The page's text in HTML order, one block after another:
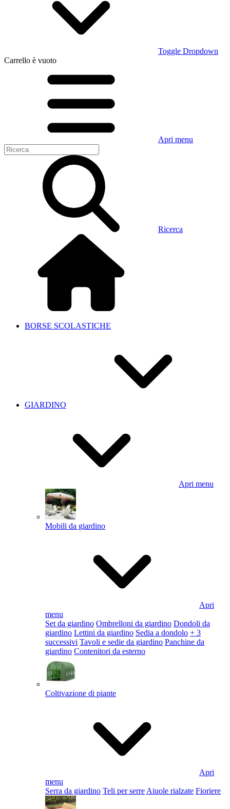
Toggle Dropdown
Carrello è vuoto
Apri menu
Ricerca
BORSE SCOLASTICHE
GIARDINO
Apri menu
Mobili da giardino
Apri
menu
Set da giardino Ombrelloni da giardino Dondoli da
giardino Lettini da giardino Sedia a dondolo + 3
successivi Tavoli e sedie da giardino Panchine da
giardino Contenitori da esterno
Coltivazione di piante
Apri
menu
Serra da giardino Teli per serre Aiuole rialzate Fioriere